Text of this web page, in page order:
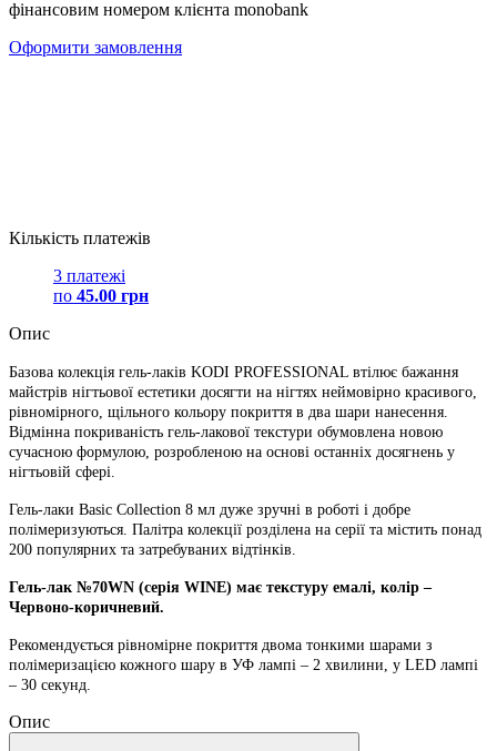
фінансовим номером клієнта monobank
Оформити замовлення
Кількість платежів
3 платежі
по 45.00 грн
Опис
Базова колекція гель-лаків KODI PROFESSIONAL втілює бажання
майстрів нігтьової естетики досягти на нігтях неймовірно красивого,
рівномірного, щільного кольору покриття в два шари нанесення.
Відмінна покриваність гель-лакової текстури обумовлена новою
сучасною формулою, розробленою на основі останніх досягнень у
нігтьовій сфері.
Гель-лаки Basic Collection 8 мл дуже зручні в роботі і добре
полімеризуються. Палітра колекції розділена на серії та містить понад
200 популярних та затребуваних відтінків.
Гель-лак №70WN (серія WINE) має текстуру емалі, колір –
Червоно-коричневий.
Рекомендується рівномірне покриття двома тонкими шарами з
полімеризацією кожного шару в УФ лампі – 2 хвилини, у LED лампі
– 30 секунд.
Опис